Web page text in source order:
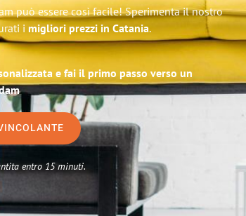
può essere così facile! Sperimenta il nostro
i migliori prezzi in Catania.
e fai il primo passo verso un
entro 15 minuti.